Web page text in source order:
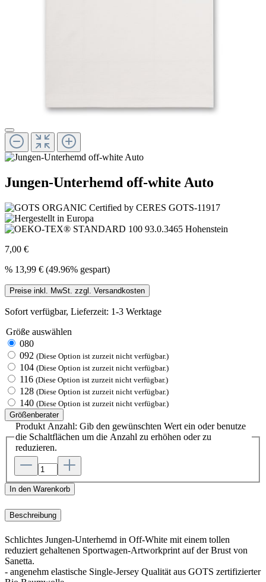
Jungen-Unterhemd off-white Auto
7,00 €
% 13,99 € (49.96% gespart)
Preise inkl. MwSt. zzgl. Versandkosten
Sofort verfügbar, Lieferzeit: 1-3 Werktage
Größe auswählen
080
092 (Diese Option ist zurzeit nicht verfügbar.)
104 (Diese Option ist zurzeit nicht verfügbar.)
116 (Diese Option ist zurzeit nicht verfügbar.)
128 (Diese Option ist zurzeit nicht verfügbar.)
140 (Diese Option ist zurzeit nicht verfügbar.)
Größenberater
Produkt Anzahl: Gib den gewünschten Wert ein oder benutze
die Schaltflächen um die Anzahl zu erhöhen oder zu
reduzieren.
In den Warenkorb
Beschreibung
Schlichtes Jungen-Unterhemd in Off-White mit einem tollen
reduziert gehaltenen Sportwagen-Artworkprint auf der Brust von
Sanetta.
- angenehm elastische Single-Jersey Qualität aus GOTS zertifizierter